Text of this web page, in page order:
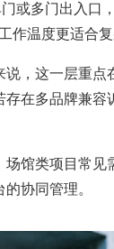
或多门出入口
温度更适合复
，这一层重点
在多品牌兼容
馆类项目常见
协同管理。